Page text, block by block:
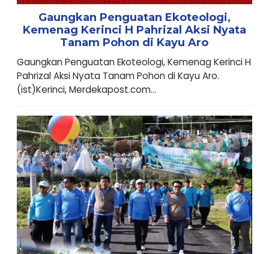
Gaungkan Penguatan Ekoteologi,
Kemenag Kerinci H Pahrizal Aksi Nyata
Tanam Pohon di Kayu Aro
Gaungkan Penguatan Ekoteologi, Kemenag Kerinci H
Pahrizal Aksi Nyata Tanam Pohon di Kayu Aro.
(ist)Kerinci, Merdekapost.com...